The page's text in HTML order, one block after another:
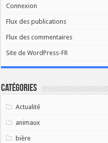
Connexion
Flux des publications
Flux des commentaires
Site de WordPress-FR
Catégories
Actualité
animaux
bière